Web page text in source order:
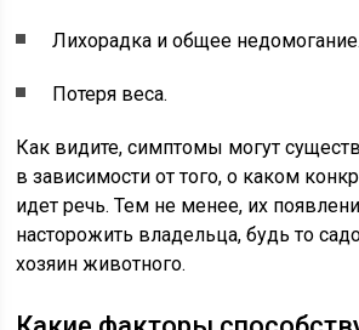
Лихорадка и общее недомогание.
Потеря веса.
Как видите, симптомы могут
в зависимости от того, о каком
идет речь. Тем не менее, их
насторожить владельца, будь то
хозяин животного.